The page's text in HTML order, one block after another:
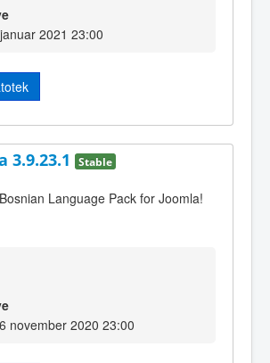
2021 23:00
3.9.23.1 Stable
Language Pack for Joomla!
november 2020 23:00